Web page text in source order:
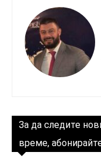
За да следите
време,